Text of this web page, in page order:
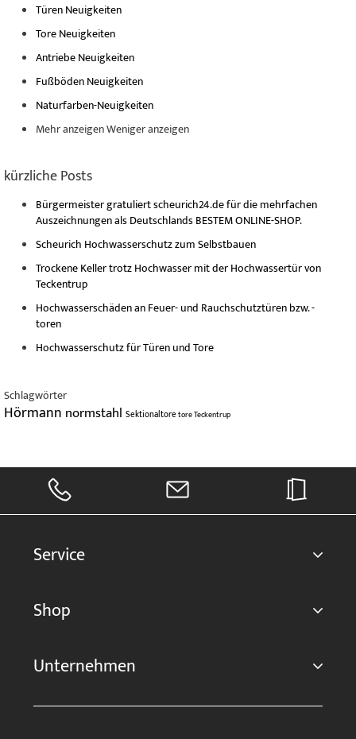
Türen Neuigkeiten
Tore Neuigkeiten
Antriebe Neuigkeiten
Fußböden Neuigkeiten
Naturfarben-Neuigkeiten
Mehr anzeigenWeniger anzeigen
kürzliche Posts
Bürgermeister gratuliert scheurich24.de für die mehrfachen
Auszeichnungen als Deutschlands BESTEM ONLINE-SHOP.
Scheurich Hochwasserschutz zum Selbstbauen
Trockene Keller trotz Hochwasser mit der Hochwassertür von
Teckentrup
Hochwasserschäden an Feuer- und Rauchschutztüren bzw. -
toren
Hochwasserschutz für Türen und Tore
Schlagwörter
Hörmann normstahl SektionaltoretoreTeckentrup
Service
Shop
Unternehmen